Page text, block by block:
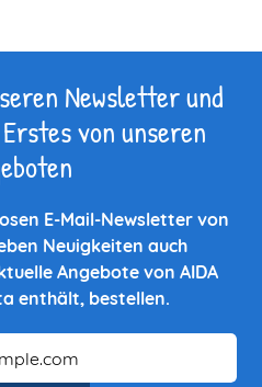
Newsletter und
von unseren
E-Mail-Newsletter von
Neuigkeiten auch
Angebote von AIDA
enthält, bestellen.